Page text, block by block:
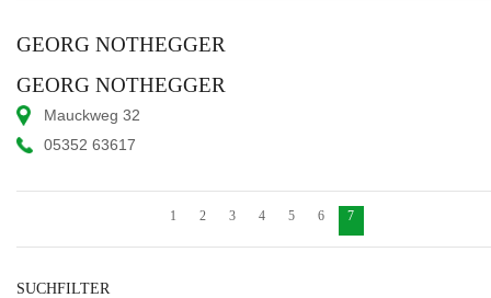
GEORG NOTHEGGER
GEORG NOTHEGGER
Mauckweg 32
05352 63617
1 2 3 4 5 6 7
SUCHFILTER